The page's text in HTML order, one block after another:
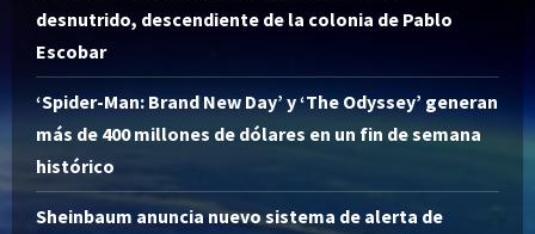
desnutrido, descendiente de la colonia de Pablo
Escobar
‘Spider-Man: Brand New Day’ y ‘The Odyssey’ generan
más de 400 millones de dólares en un fin de semana
histórico
Sheinbaum anuncia nuevo sistema de alerta de